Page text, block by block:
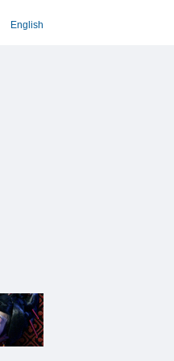
English